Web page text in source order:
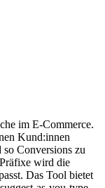
im E-Commerce.
Kund:innen
so Conversions zu
wird die
Das Tool bietet